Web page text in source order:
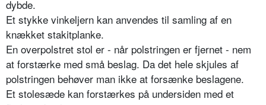
dybde.
Et stykke vinkeljern kan anvendes til samling af en
knækket stakitplanke.
En overpolstret stol er - når polstringen er fjernet - nem
at forstærke med små beslag. Da det hele skjules af
polstringen behøver man ikke at forsænke beslagene.
Et stolesæde kan forstærkes på undersiden med et